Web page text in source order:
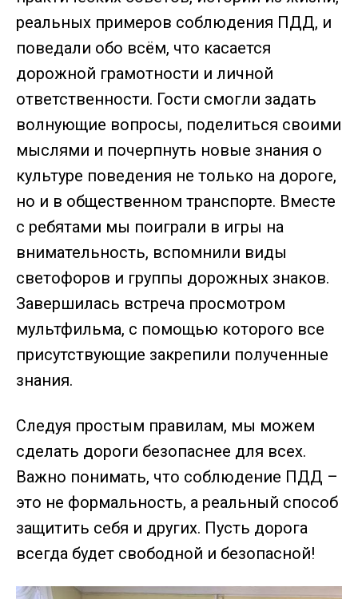
реальных примеров соблюдения ПДД, и
поведали обо всём, что касается
дорожной грамотности и личной
ответственности. Гости смогли задать
волнующие вопросы, поделиться своими
мыслями и почерпнуть новые знания о
культуре поведения не только на дороге,
но и в общественном транспорте. Вместе
с ребятами мы поиграли в игры на
внимательность, вспомнили виды
светофоров и группы дорожных знаков.
Завершилась встреча просмотром
мультфильма, с помощью которого все
присутствующие закрепили полученные
знания.
Следуя простым правилам, мы можем
сделать дороги безопаснее для всех.
Важно понимать, что соблюдение ПДД –
это не формальность, а реальный способ
защитить себя и других. Пусть дорога
всегда будет свободной и безопасной!